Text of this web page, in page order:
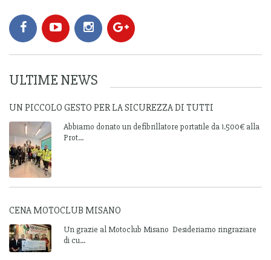
ULTIME NEWS
UN PICCOLO GESTO PER LA SICUREZZA DI TUTTI
Abbiamo donato un defibrillatore portatile da 1.500€ alla
Prot...
CENA MOTOCLUB MISANO
Un grazie al Motoclub Misano Desideriamo ringraziare
di cu...